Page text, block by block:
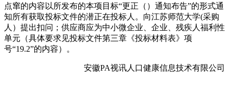
点窜的内容以所发布的本项目标“更正（）通知布告”的形式通
知所有获取投标文件的潜正在投标人。向江苏师范大学(采购
人）提出扣问；供应商应为中小微企业、企业、残疾人福利性
单元（具体要求见投标文件第三章《投标材料表》项
号“19.2”的内容）。
安徽PA视讯人口健康信息技术有限公司